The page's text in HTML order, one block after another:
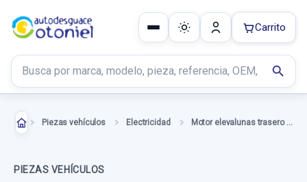
Buscar productos
search
Carrito
Piezas vehículos Electricidad Motor elevalunas trasero derecho
PIEZAS VEHÍCULOS